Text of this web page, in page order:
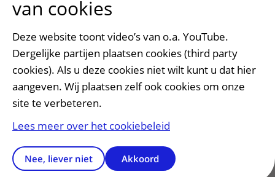
Stage en opleidingsplaatsen
Strategic programs
Research groups
Researchers
Research technologies
Verwijzers
Mijn patiënt verwijzen
Teleconsult aanvragen
van cookies
Deze website toont video’s van o.a. YouTube.
Dergelijke partijen plaatsen cookies (third party
cookies). Als u deze cookies niet wilt kunt u dat hier
aangeven. Wij plaatsen zelf ook cookies om onze
site te verbeteren.
Lees meer over het cookiebeleid
Nee, liever niet Akkoord